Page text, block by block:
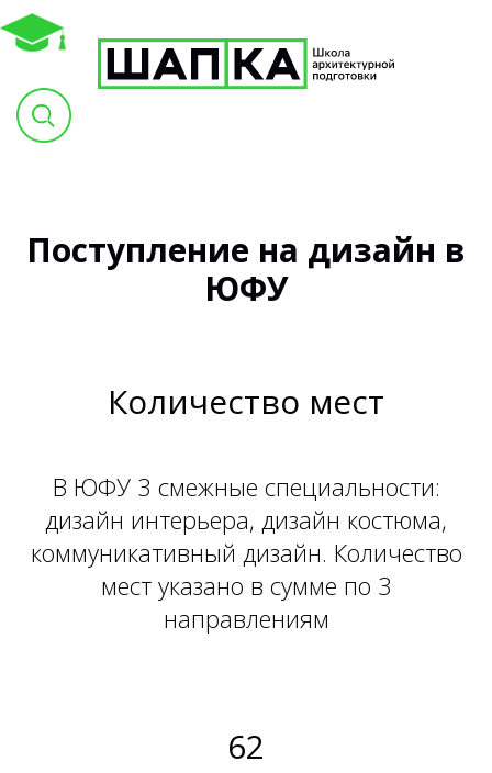
Поступление на дизайн в
ЮФУ
Количество мест
В ЮФУ 3 смежные специальности:
дизайн интерьера, дизайн костюма,
коммуникативный дизайн. Количество
мест указано в сумме по 3
направлениям
62